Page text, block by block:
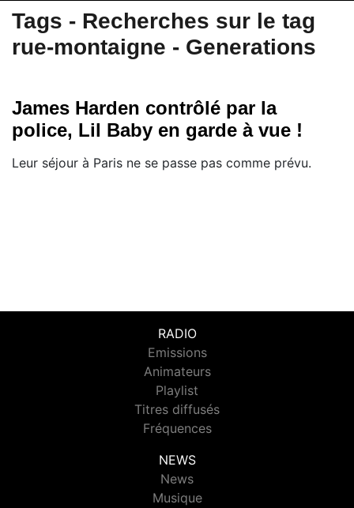
Tags - Recherches sur le tag
rue-montaigne - Generations
James Harden contrôlé par la
police, Lil Baby en garde à vue !
Leur séjour à Paris ne se passe pas comme prévu.
RADIO
Emissions
Animateurs
Playlist
Titres diffusés
Fréquences
NEWS
News
Musique